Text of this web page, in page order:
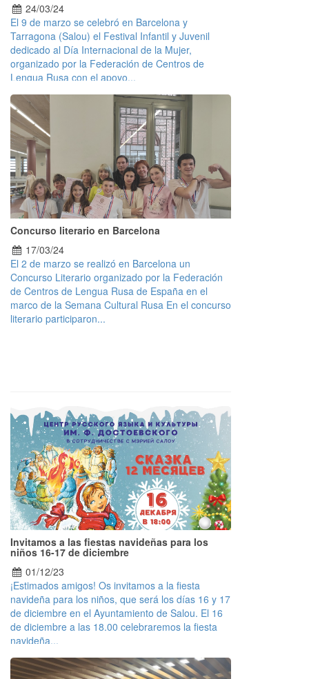
24/03/24
El 9 de marzo se celebró en Barcelona y
Tarragona (Salou) el Festival Infantil y Juvenil
dedicado al Día Internacional de la Mujer,
organizado por la Federación de Centros de
Lengua Rusa con el apoyo...
Concurso literario en Barcelona
17/03/24
El 2 de marzo se realizó en Barcelona un
Concurso Literario organizado por la Federación
de Centros de Lengua Rusa de España en el
marco de la Semana Cultural Rusa En el concurso
literario participaron...
Invitamos a las fiestas navideñas para los
niños 16-17 de diciembre
01/12/23
¡Estimados amigos! Os invitamos a la fiesta
navideña para los niños, que será los días 16 y 17
de diciembre en el Ayuntamiento de Salou. El 16
de diciembre a las 18.00 celebraremos la fiesta
navideña...